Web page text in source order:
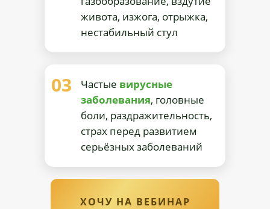
ХОЧУ НА ВЕБИНАР
живота, изжога, отрыжка,
нестабильный стул
Частые вирусные
заболевания, головные
боли, раздражительность,
страх перед развитием
серьёзных заболеваний
03